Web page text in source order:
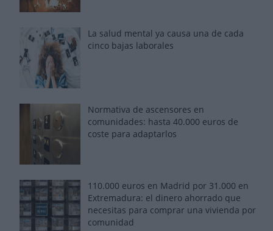
La salud mental ya causa una de cada
cinco bajas laborales
Normativa de ascensores en
comunidades: hasta 40.000 euros de
coste para adaptarlos
110.000 euros en Madrid por 31.000 en
Extremadura: el dinero ahorrado que
necesitas para comprar una vivienda por
comunidad